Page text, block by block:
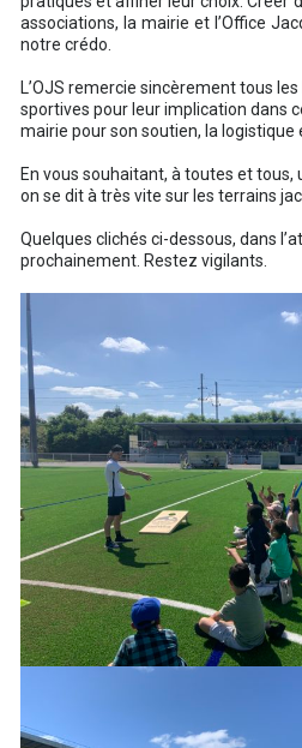
associations, la mairie et l’Office
notre crédo.
L’OJS remercie sincèrement tous
sportives pour leur implication dans
mairie pour son soutien, la logistique
En vous souhaitant, à toutes et tous,
on se dit à très vite sur les terrains
Quelques clichés ci-dessous, dans
prochainement. Restez vigilants.